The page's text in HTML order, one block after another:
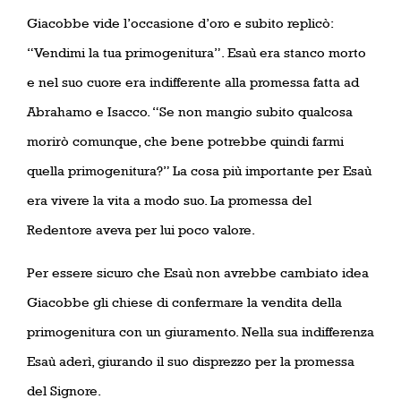
Giacobbe vide l’occasione d’oro e subito replicò:
“Vendimi la tua primogenitura”. Esaù era stanco morto
e nel suo cuore era indifferente alla promessa fatta ad
Abrahamo e Isacco. “Se non mangio subito qualcosa
morirò comunque, che bene potrebbe quindi farmi
quella primogenitura?” La cosa più importante per Esaù
era vivere la vita a modo suo. La promessa del
Redentore aveva per lui poco valore.
Per essere sicuro che Esaù non avrebbe cambiato idea
Giacobbe gli chiese di confermare la vendita della
primogenitura con un giuramento. Nella sua indifferenza
Esaù aderì, giurando il suo disprezzo per la promessa
del Signore.